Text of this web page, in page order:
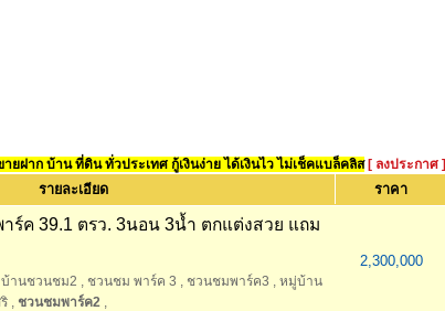
ยฝาก บ้าน ที่ดิน ทั่วประเทศ กู้เงินง่าย ได้เงินไว ไม่เช็คแบล็คลิส [ ลงประกาศ ]
รายละเอียด ราคา
ค 39.1 ตรว. 3นอน 3น้ำ ตกแต่งสวย แถม
บ้านชวนชม2 , ชวนชม พาร์ค 3 , ชวนชมพาร์ค3 , หมู่บ้าน
, ชวนชมพาร์ค2 ,
2,300,000